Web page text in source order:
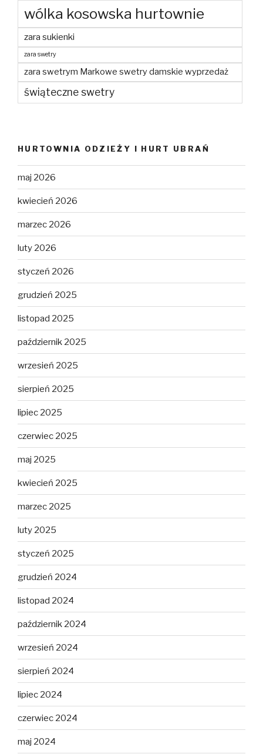
wólka kosowska hurtownie
zara sukienki
zara swetry
zara swetrym Markowe swetry damskie wyprzedaż
świąteczne swetry
HURTOWNIA ODZIEŻY I HURT UBRAŃ
maj 2026
kwiecień 2026
marzec 2026
luty 2026
styczeń 2026
grudzień 2025
listopad 2025
październik 2025
wrzesień 2025
sierpień 2025
lipiec 2025
czerwiec 2025
maj 2025
kwiecień 2025
marzec 2025
luty 2025
styczeń 2025
grudzień 2024
listopad 2024
październik 2024
wrzesień 2024
sierpień 2024
lipiec 2024
czerwiec 2024
maj 2024